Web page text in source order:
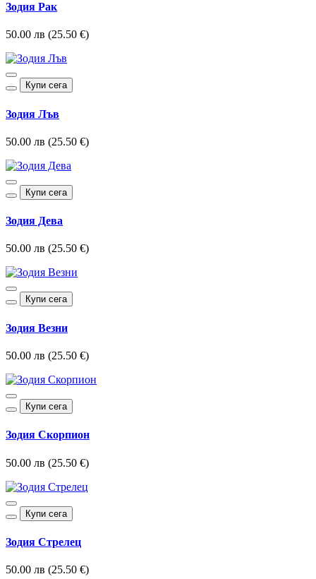
Зодия Рак
50.00 лв (25.50 €)
Купи сега
Зодия Лъв
50.00 лв (25.50 €)
Купи сега
Зодия Дева
50.00 лв (25.50 €)
Купи сега
Зодия Везни
50.00 лв (25.50 €)
Купи сега
Зодия Скорпион
50.00 лв (25.50 €)
Купи сега
Зодия Стрелец
50.00 лв (25.50 €)